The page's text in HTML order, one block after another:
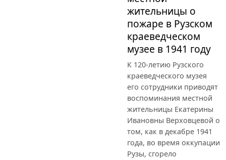
жительницы о
пожаре в Рузском
краеведческом
музее в 1941 году
К 120-летию Рузского
краеведческого музея
его сотрудники приводят
воспоминания местной
жительницы Екатерины
Ивановны Верховцевой о
том, как в декабре 1941
года, во время оккупации
Рузы, сгорело